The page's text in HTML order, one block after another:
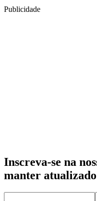
Publicidade
Inscreva-se na
manter